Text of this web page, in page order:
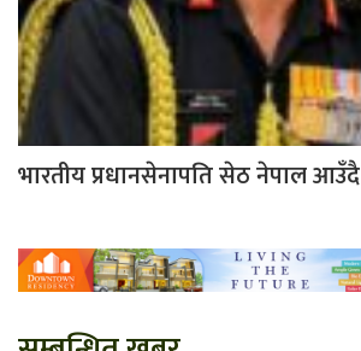
भारतीय प्रधानसेनापति सेठ नेपाल आउँदै